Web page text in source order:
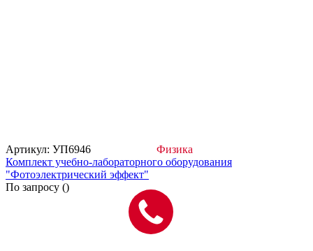
Артикул: УП6946
Физика
Комплект учебно-лабораторного оборудования
"Фотоэлектрический эффект"
По запросу ()